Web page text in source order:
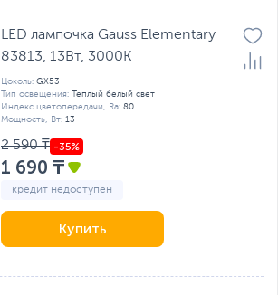
LED лампочка Gauss Elementary
83813, 13Вт, 3000K
Цоколь: GX53
Тип освещения: Теплый белый свет
Индекс цветопередачи, Ra: 80
Мощность, Вт: 13
2 590 ₸
1 690 ₸
кредит недоступен
Купить